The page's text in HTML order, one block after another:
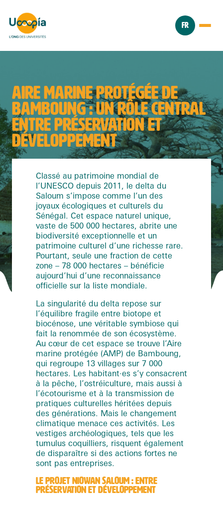
FR
AIRE MARINE PROTÉGÉE DE
BAMBOUNG : UN RÔLE CENTRAL
ENTRE PRÉSERVATION ET
DÉVELOPPEMENT
Classé au patrimoine mondial de
l’UNESCO depuis 2011, le delta du
Saloum s’impose comme l’un des
joyaux écologiques et culturels du
Sénégal. Cet espace naturel unique,
vaste de 500 000 hectares, abrite une
biodiversité exceptionnelle et un
patrimoine culturel d’une richesse rare.
Pourtant, seule une fraction de cette
zone – 78 000 hectares – bénéficie
aujourd’hui d’une reconnaissance
officielle sur la liste mondiale.
La singularité du delta repose sur
l’équilibre fragile entre biotope et
biocénose, une véritable symbiose qui
fait la renommée de son écosystème.
Au cœur de cet espace se trouve l’Aire
marine protégée (AMP) de Bamboung,
qui regroupe 13 villages sur 7 000
hectares. Les habitant·es s’y consacrent
à la pêche, l’ostréiculture, mais aussi à
l’écotourisme et à la transmission de
pratiques culturelles héritées depuis
des générations. Mais le changement
climatique menace ces activités. Les
vestiges archéologiques, tels que les
tumulus coquilliers, risquent également
de disparaître si des actions fortes ne
sont pas entreprises.
LE PROJET NIOWAN SALOUM : ENTRE
PRÉSERVATION ET DÉVELOPPEMENT